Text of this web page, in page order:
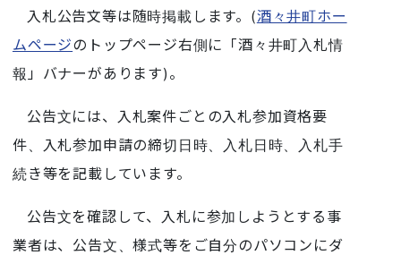
入札公告文等は随時掲載します。(酒々井町ホー
ムページのトップページ右側に「酒々井町入札情
報」バナーがあります)。
公告文には、入札案件ごとの入札参加資格要
件、入札参加申請の締切日時、入札日時、入札手
続き等を記載しています。
公告文を確認して、入札に参加しようとする事
業者は、公告文、様式等をご自分のパソコンにダ